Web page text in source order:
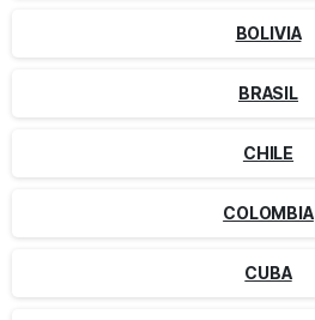
BOLIVIA
BRASIL
CHILE
COLOMBIA
CUBA